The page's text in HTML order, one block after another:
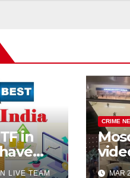
in
LIVE TEAM
CRIME
MAR